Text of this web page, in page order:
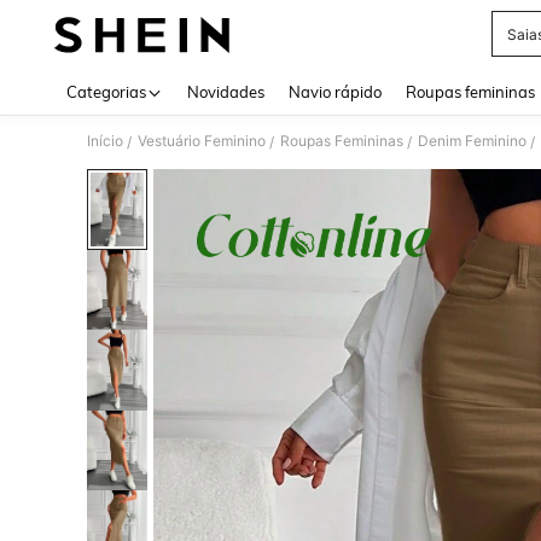
Categorias Novidades Navio rápido Roupas femininas
Início / Vestuário Feminino / Roupas Femininas / Denim Feminino /